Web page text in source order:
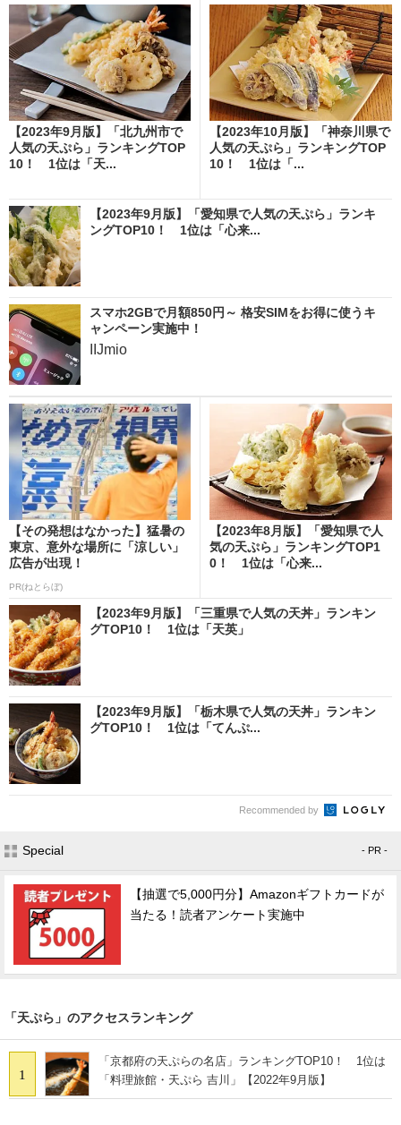
【2023年9月版】「北九州市で
人気の天ぷら」ランキングTOP
10！ 1位は「天...
【2023年10月版】「神奈川県で
人気の天ぷら」ランキングTOP
10！ 1位は「...
【2023年9月版】「愛知県で人気の天ぷら」ランキ
ングTOP10！ 1位は「心来...
スマホ2GBで月額850円～ 格安SIMをお得に使うキ
ャンペーン実施中！
IIJmio
【その発想はなかった】猛暑の
東京、意外な場所に「涼しい」
広告が出現！
PR(ねとらぼ)
【2023年8月版】「愛知県で人
気の天ぷら」ランキングTOP1
0！ 1位は「心来...
【2023年9月版】「三重県で人気の天丼」ランキン
グTOP10！ 1位は「天英」
【2023年9月版】「栃木県で人気の天丼」ランキン
グTOP10！ 1位は「てんぷ...
Recommended by
Special - PR -
【抽選で5,000円分】Amazonギフトカードが
当たる！読者アンケート実施中
「天ぷら」のアクセスランキング
1
「京都府の天ぷらの名店」ランキングTOP10！ 1位は
「料理旅館・天ぷら 吉川」【2022年9月版】